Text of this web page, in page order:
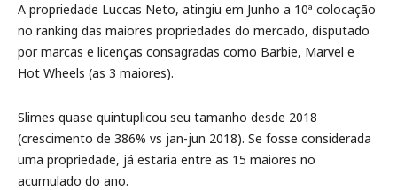
A propriedade Luccas Neto, atingiu em Junho a 10ª colocação
no ranking das maiores propriedades do mercado, disputado
por marcas e licenças consagradas como Barbie, Marvel e
Hot Wheels (as 3 maiores).
Slimes quase quintuplicou seu tamanho desde 2018
(crescimento de 386% vs jan-jun 2018). Se fosse considerada
uma propriedade, já estaria entre as 15 maiores no
acumulado do ano.